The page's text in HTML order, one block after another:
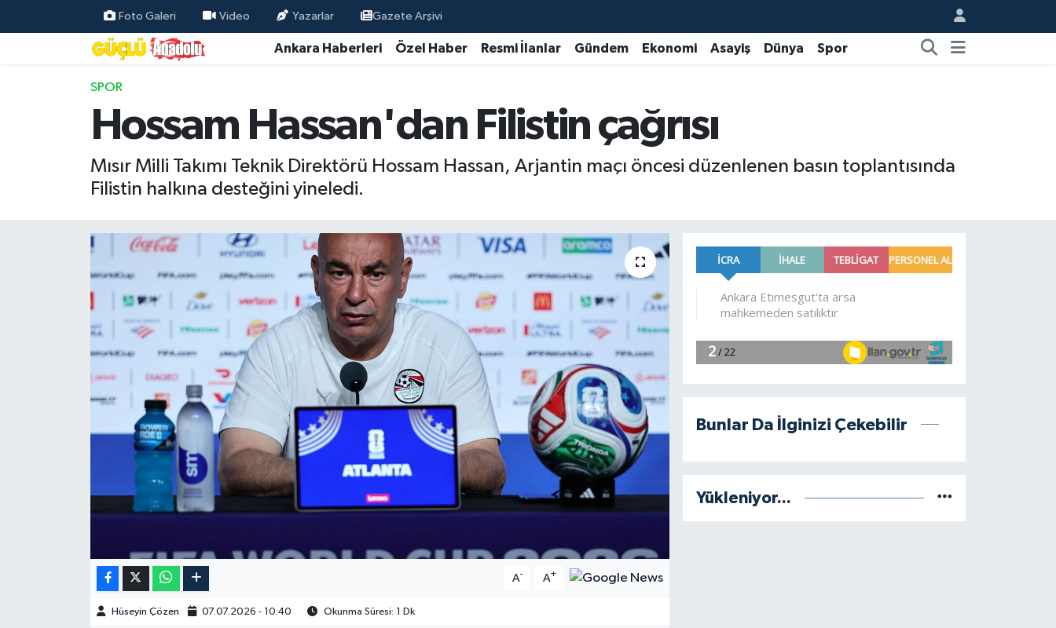
Foto Galeri Video Yazarlar Gazete Arşivi
Ankara Haberleri Özel Haber Resmi İlanlar Gündem Ekonomi Asayiş Dünya Spor
SPOR
Hossam Hassan'dan Filistin çağrısı
Mısır Milli Takımı Teknik Direktörü Hossam Hassan, Arjantin maçı öncesi düzenlenen basın toplantısında
Filistin halkına desteğini yineledi.
A- A+
Hüseyin Çözen 07.07.2026 - 10:40 Okunma Süresi: 1 Dk
Bunlar Da İlginizi Çekebilir
Yükleniyor...
Özel Haber
Resmi İlanlar
Ekonomi
Magazin
Burç Yorumları
Kim kimdir?